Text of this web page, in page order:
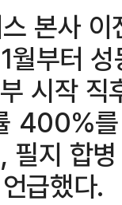
본사
부터
시작
400%
필지 합
급했다.